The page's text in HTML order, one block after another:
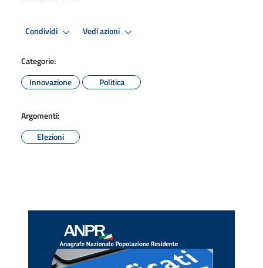
Condividi Vedi azioni
Categorie:
Innovazione
Politica
Argomenti:
Elezioni